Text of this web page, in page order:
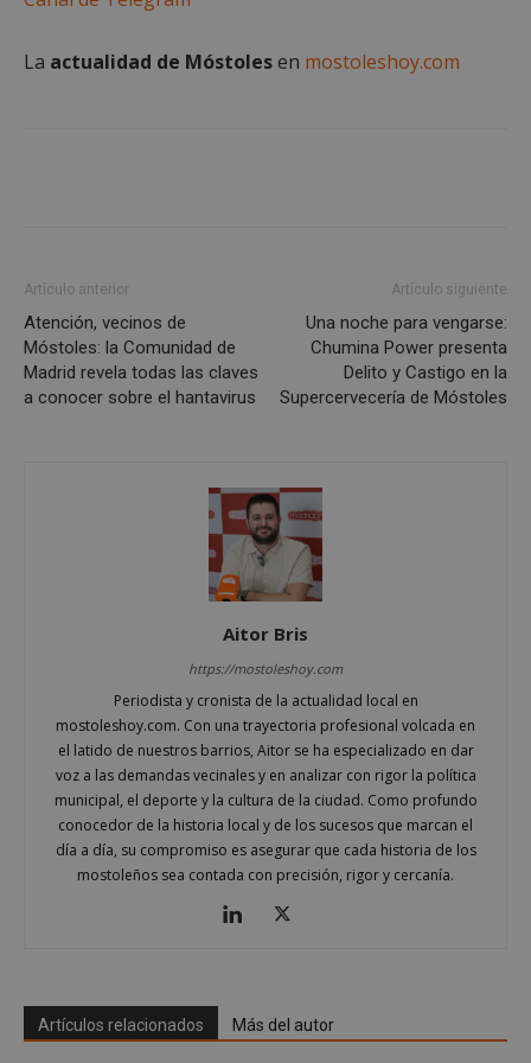
La actualidad de Móstolesen mostoleshoy.com
Artículo anterior
Atención, vecinos de
Móstoles: la Comunidad de
Madrid revela todas las claves
a conocer sobre el hantavirus
Artículo siguiente
Una noche para vengarse:
Chumina Power presenta
Delito y Castigo en la
Supercervecería de Móstoles
Aitor Bris
https://mostoleshoy.com
Periodista y cronista de la actualidad local en
mostoleshoy.com. Con una trayectoria profesional volcada en
el latido de nuestros barrios, Aitor se ha especializado en dar
voz a las demandas vecinales y en analizar con rigor la política
municipal, el deporte y la cultura de la ciudad. Como profundo
conocedor de la historia local y de los sucesos que marcan el
día a día, su compromiso es asegurar que cada historia de los
mostoleños sea contada con precisión, rigor y cercanía.
Artículos relacionados Más del autor
Cookies no clasificadas
Cookies de funcionalidad
Cookies no clasificadas
las cookies estrictamente necesarias.
Proveedor
Dominio
Cloudflare Inc.
.x.com
CookieScriptConsent
mostoleshoy.com